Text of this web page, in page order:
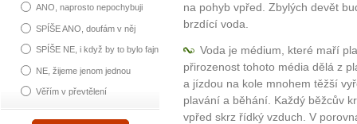
ANO, naprosto nepochybuji
SPÍŠE ANO, doufám v něj
SPÍŠE NE, i když by to bylo fajn
NE, žijeme jenom jednou
Věřím v převtělení
na pohyb vpřed. Zbylých devět
brzdící voda.
Voda je médium, které maří
přirozenost tohoto média dělá z
a jízdou na kole mnohem těžší
plavání a běhání. Každý běžcův
vpřed skrz řídký vzduch. V